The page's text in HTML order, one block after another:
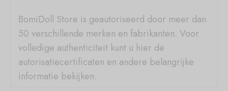
BomiDoll Store is geautoriseerd door meer dan
50 verschillende merken en fabrikanten. Voor
volledige authenticiteit kunt u hier de
autorisatiecertificaten en andere belangrijke
informatie bekijken.